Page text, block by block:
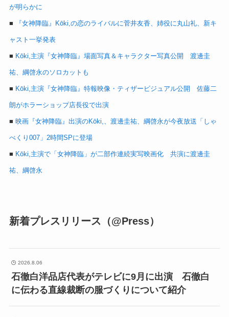
が明らかに
■ 『女神降臨』Kōki,の恋のライバルに菅井友香、姉役に丸山礼、新キ
ャスト一挙発表
■ Kōki,主演『女神降臨』場面写真＆キャラクター写真公開 渡邊圭
祐、綱啓永のソロカットも
■ Kōki,主演『女神降臨』特報映像・ティザービジュアル公開 佐藤二
朗がホラーショップ店長役で出演
■ 映画『女神降臨』出演のKōki,、渡邊圭祐、綱啓永が今夜放送「しゃ
べくり007」2時間SPに登場
■ Kōki,主演で「女神降臨」が二部作連続実写映画化 共演に渡邊圭
祐、綱啓永
新着プレスリリース（@Press）
2026.8.06
石徹白洋品店代表がテレビに9月に出演 石徹白
に伝わる直線裁断の服づくりについて紹介